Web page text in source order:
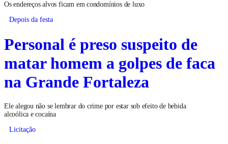
Os endereços alvos ficam em condomínios de luxo
Depois da festa
Personal é preso suspeito de
matar homem a golpes de faca
na Grande Fortaleza
Ele alegou não se lembrar do crime por estar sob efeito de bebida
alcoólica e cocaína
Licitação